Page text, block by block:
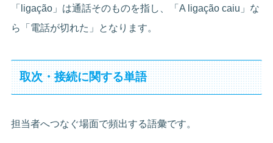
「ligação」は通話そのものを指し、「A ligação caiu」な
ら「電話が切れた」となります。
取次・接続に関する単語
担当者へつなぐ場面で頻出する語彙です。